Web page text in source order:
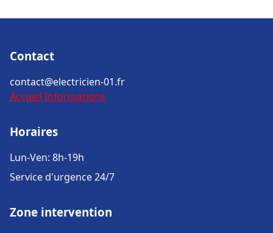
Contact
contact@electricien-01.fr
Accueil Informations
Horaires
Lun-Ven: 8h-19h
Service d'urgence 24/7
Zone intervention